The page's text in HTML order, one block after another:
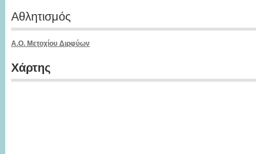
Αθλητισμός
Α.Ο. Μετοχίου Διρφύων
Χάρτης